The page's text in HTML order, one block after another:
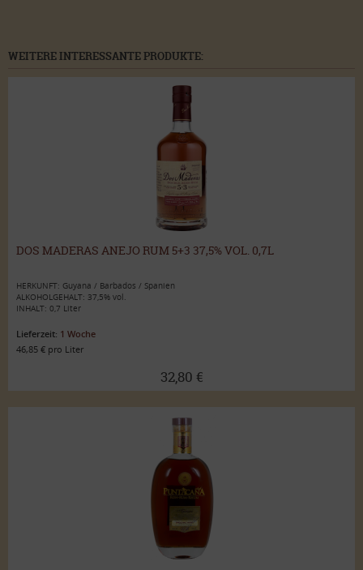
WEITERE INTERESSANTE PRODUKTE:
DOS MADERAS ANEJO RUM 5+3 37,5% VOL. 0,7L
HERKUNFT: Guyana / Barbados / Spanien
ALKOHOLGEHALT: 37,5% vol.
INHALT: 0,7 Liter
Lieferzeit: 1 Woche
46,85 € pro Liter
32,80 €